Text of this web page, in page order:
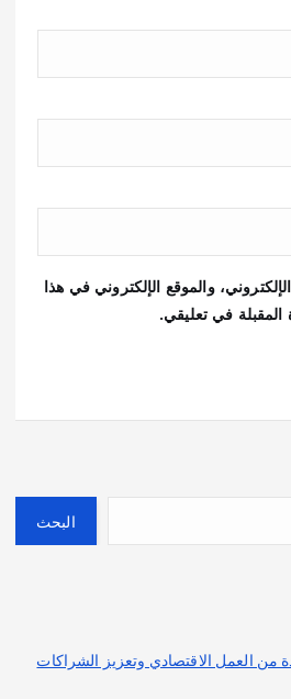
والموقع الإلكتروني في هذا
المقبلة في تعليقي.
البحث
العمل الاقتصادي وتعزيز الشراكات